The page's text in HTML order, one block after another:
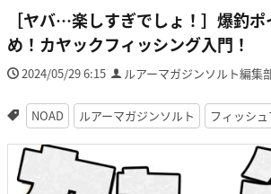
［ヤバ…楽しすぎでしょ！］爆釣
め！カヤックフィッシング入門！
2024/05/29 6:15 ルアーマガジンソルト編集
NOAD ルアーマガジンソルト フィッシ